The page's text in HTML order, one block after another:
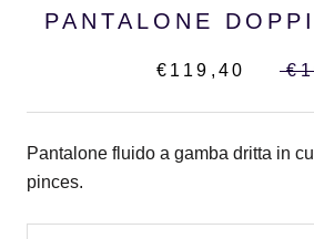
PANTALONE
€119,40
Pantalone fluido a gamba dritta in
pinces.